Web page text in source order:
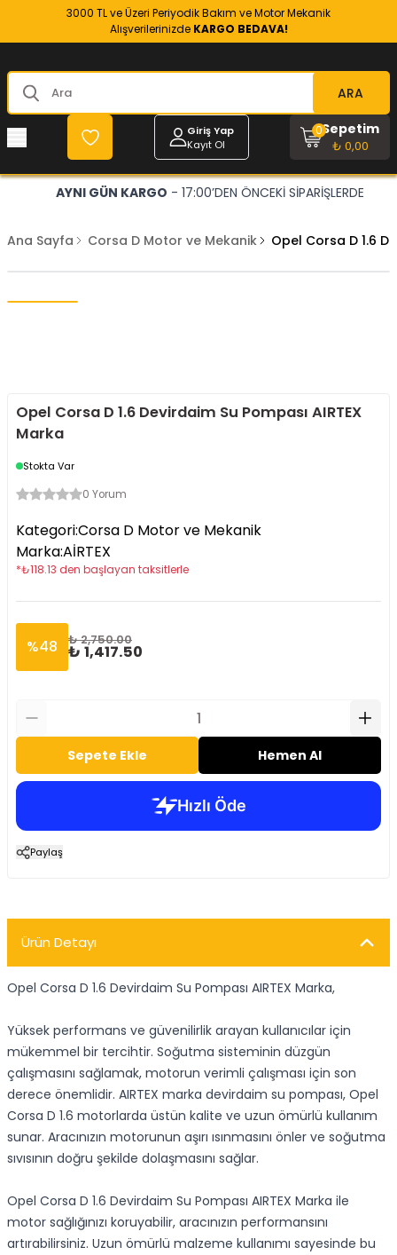
3000 TL ve Üzeri Periyodik Bakım ve Motor Mekanik
Alışverilerinizde KARGO BEDAVA!
ARA
Giriş Yap
Kayıt Ol
Sepetim
₺ 0,00
0
AYNI GÜN KARGO - 17:00’DEN ÖNCEKİ SİPARİŞLERDE
Ana Sayfa Corsa D Motor ve Mekanik Opel Corsa D 1.6
Opel Corsa D 1.6 Devirdaim Su Pompası AIRTEX
Marka
Stokta Var
0 Yorum
Kategori:Corsa D Motor ve Mekanik
Marka:AİRTEX
*₺118.13 den başlayan taksitlerle
%48 ₺ 2,750.00
₺ 1,417.50
Sepete Ekle Hemen Al
Paylaş
Ürün Detayı
Opel Corsa D 1.6 Devirdaim Su Pompası AIRTEX Marka,
Yüksek performans ve güvenilirlik arayan kullanıcılar için
mükemmel bir tercihtir. Soğutma sisteminin düzgün
çalışmasını sağlamak, motorun verimli çalışması için son
derece önemlidir. AIRTEX marka devirdaim su pompası, Opel
Corsa D 1.6 motorlarda üstün kalite ve uzun ömürlü kullanım
sunar. Aracınızın motorunun aşırı ısınmasını önler ve soğutma
sıvısının doğru şekilde dolaşmasını sağlar.
Opel Corsa D 1.6 Devirdaim Su Pompası AIRTEX Marka ile
motor sağlığınızı koruyabilir, aracınızın performansını
artırabilirsiniz. Uzun ömürlü malzeme kullanımı sayesinde bu